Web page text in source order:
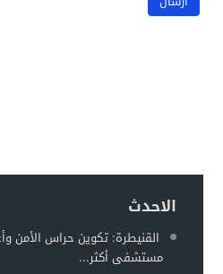
الاحدث
القنيطرة: تكوين حراس الأمن
مستشفى أكثر...